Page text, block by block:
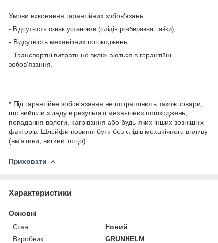
Умови виконання гарантійних зобов'язань:
- Відсутність ознак установки (слідів розбирання пайки);
- Відсутність механічних пошкоджень;
- Транспортні витрати не включаються в гарантійні
зобов'язання.
* Під гарантійне зобов'язання не потрапляють також товари,
що вийшли з ладу в результаті механічних пошкоджень,
попадання вологи, нагрівання або будь-яких інших зовнішніх
факторів. Шлейфи повинні бути без слідів механічного впливу
(вм'ятини, вигини тощо).
Приховати
Характеристики
Основні
Стан
Новий
Виробник
GRUNHELM